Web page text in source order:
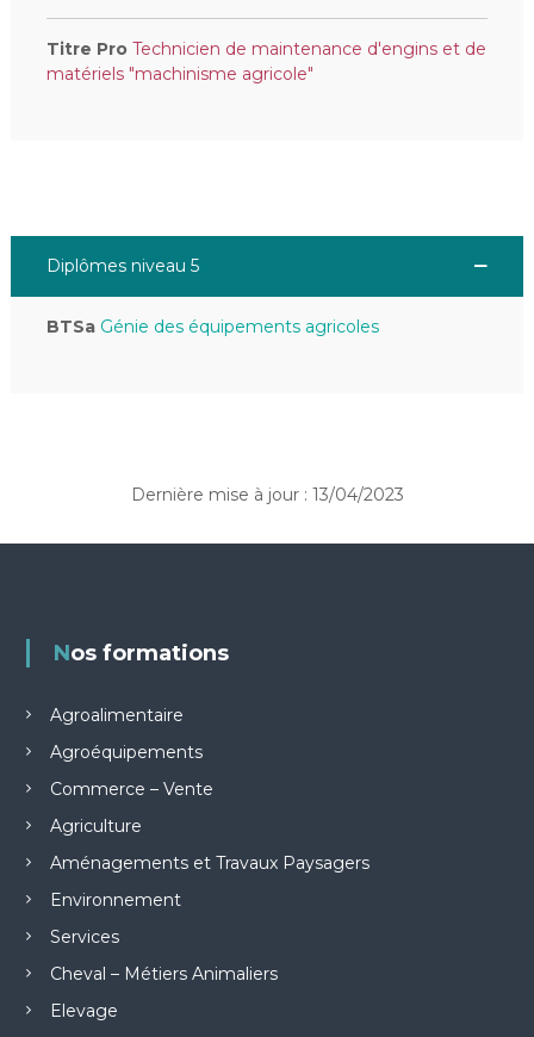
Titre Pro Technicien de maintenance d'engins et de
matériels "machinisme agricole"
Diplômes niveau 5
BTSa Génie des équipements agricoles
Dernière mise à jour : 13/04/2023
Nos formations
Agroalimentaire
Agroéquipements
Commerce – Vente
Agriculture
Aménagements et Travaux Paysagers
Environnement
Services
Cheval – Métiers Animaliers
Elevage